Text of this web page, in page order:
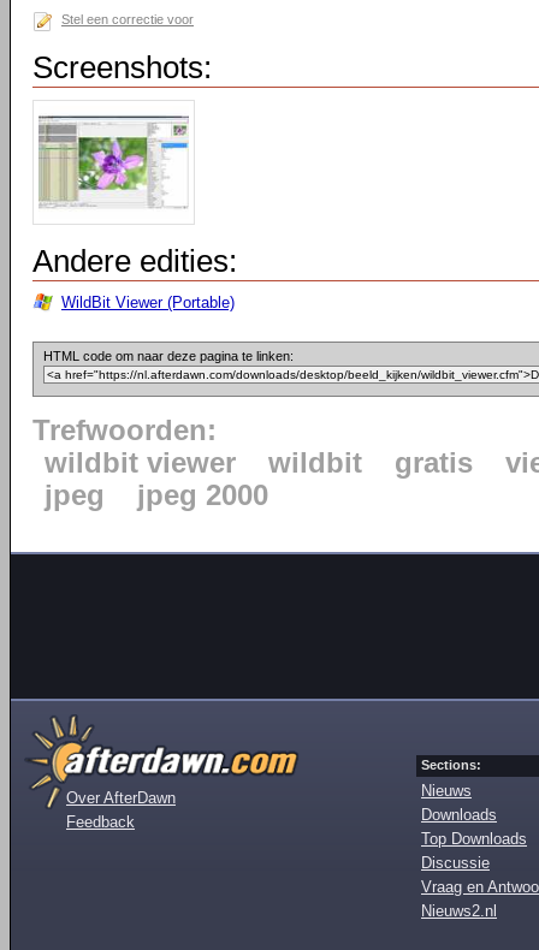
Stel een correctie voor
Screenshots:
Andere edities:
WildBit Viewer (Portable)
HTML code om naar deze pagina te linken:
Trefwoorden:
wildbit viewer
wildbit gratis
jpeg
jpeg 2000
Over AfterDawn
Feedback
Sections:
Nieuws
Downloads
Top Downloads
Discussie
Vraag en
Nieuws2.nl